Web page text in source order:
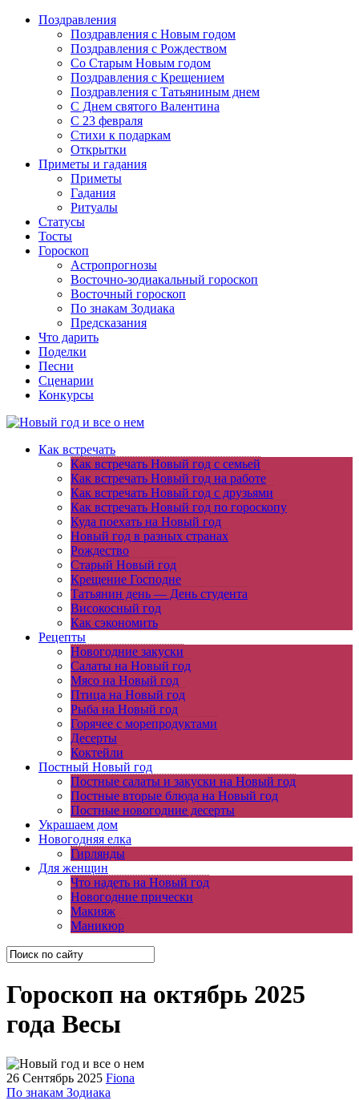
Поздравления
Поздравления с Новым годом
Поздравления с Рождеством
Со Старым Новым годом
Поздравления с Крещением
Поздравления с Татьяниным днем
С Днем святого Валентина
C 23 февраля
Стихи к подаркам
Открытки
Приметы и гадания
Приметы
Гадания
Ритуалы
Статусы
Тосты
Гороскоп
Астропрогнозы
Восточно-зодиакальный гороскоп
Восточный гороскоп
По знакам Зодиака
Предсказания
Что дарить
Поделки
Песни
Сценарии
Конкурсы
Как встречать
Как встречать Новый год с семьей
Как встречать Новый год на работе
Как встречать Новый год с друзьями
Как встречать Новый год по гороскопу
Куда поехать на Новый год
Новый год в разных странах
Рождество
Старый Новый год
Крещение Господне
Татьянин день — День студента
Високосный год
Как сэкономить
Рецепты
Новогодние закуски
Салаты на Новый год
Мясо на Новый год
Птица на Новый год
Рыба на Новый год
Горячее с морепродуктами
Десерты
Коктейли
Постный Новый год
Постные салаты и закуски на Новый год
Постные вторые блюда на Новый год
Постные новогодние десерты
Украшаем дом
Новогодняя елка
Гирлянды
Для женщин
Что надеть на Новый год
Новогодние прически
Макияж
Маникюр
Гороскоп на октябрь 2025
года Весы
26 Сентябрь 2025 Fiona
По знакам Зодиака